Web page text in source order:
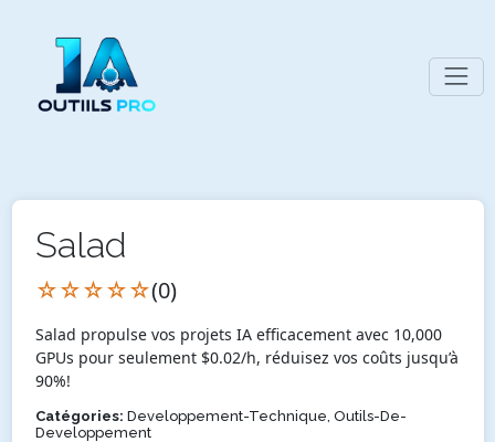
Salad
☆☆☆☆☆(0)
Salad propulse vos projets IA efficacement avec 10,000
GPUs pour seulement $0.02/h, réduisez vos coûts jusqu’à
90%!
Catégories: Developpement-Technique, Outils-De-
Developpement